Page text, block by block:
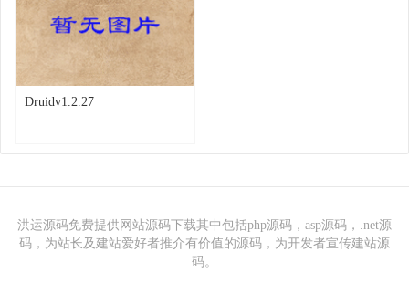
Druidv1.2.27
洪运源码免费提供网站源码下载其中包括php源码，asp源码，.net源
码，为站长及建站爱好者推介有价值的源码，为开发者宣传建站源
码。